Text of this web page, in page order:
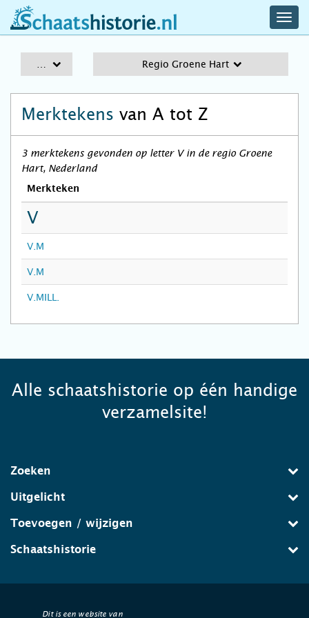
schaatshistorie.nl
Regio Groene Hart
Merktekens van A tot Z
3 merktekens gevonden op letter V in de regio Groene
Hart, Nederland
Merkteken
V
V.M
V.M
V.MILL.
Alle schaatshistorie op één handige
verzamelsite!
Zoeken
Uitgelicht
Toevoegen / wijzigen
Schaatshistorie
Dit is een website van